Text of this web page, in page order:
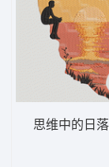
思维中的日